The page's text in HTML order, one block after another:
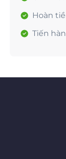
Hoàn
Tiến